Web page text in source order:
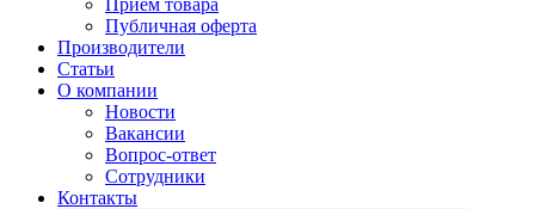
Прием товара
Публичная оферта
Производители
Статьи
О компании
Новости
Вакансии
Вопрос-ответ
Сотрудники
Контакты